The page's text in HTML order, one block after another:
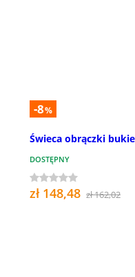
-8%
Świeca obrączki
DOSTĘPNY
zł 148,48 zł 162,02